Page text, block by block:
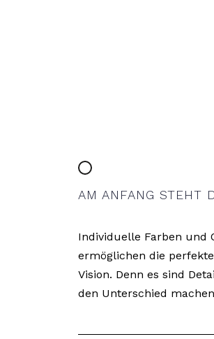
AM ANFANG STEHT
Individuelle Farben und
ermöglichen die
Vision. Denn es sind
den Unterschied